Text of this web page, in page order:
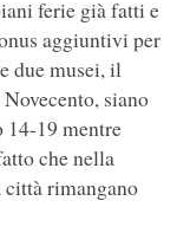
ferie già fatti e
aggiuntivi per
due musei, il
siano
14-19 mentre
che nella
rimangano